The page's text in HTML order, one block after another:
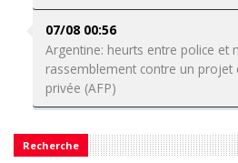
07/08 00:56
Argentine: heurts entre police et
rassemblement contre un projet
privée (AFP)
Recherche